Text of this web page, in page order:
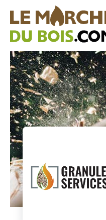
CHAUFFAGE AU BOIS
FAQ
CALCULER SA
TROUVER SON
BLOG
ESPACE PRO